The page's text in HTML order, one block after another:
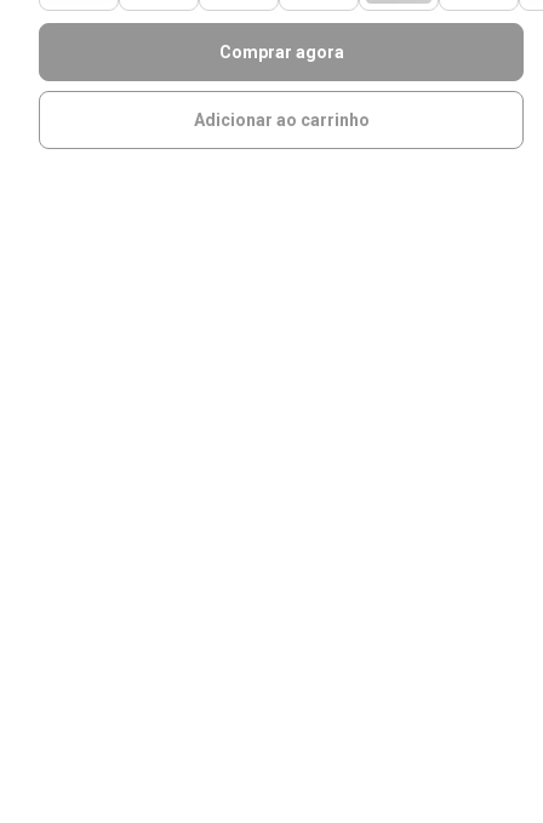
Comprar agora
Adicionar ao carrinho